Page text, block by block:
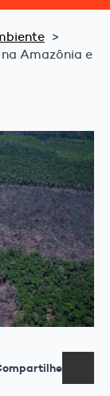
Amazônia e